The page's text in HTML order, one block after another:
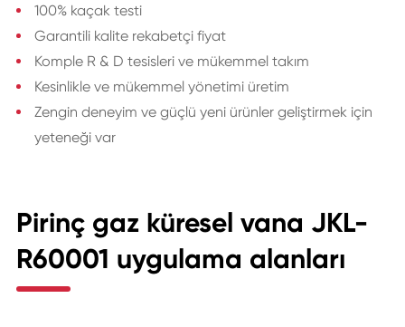
100% kaçak testi
Garantili kalite rekabetçi fiyat
Komple R & D tesisleri ve mükemmel takım
Kesinlikle ve mükemmel yönetimi üretim
Zengin deneyim ve güçlü yeni ürünler geliştirmek için
yeteneği var
Pirinç gaz küresel vana JKL-
R60001 uygulama alanları